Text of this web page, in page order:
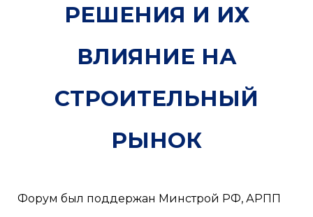
РЕШЕНИЯ И ИХ
ВЛИЯНИЕ НА
СТРОИТЕЛЬНЫЙ
РЫНОК
Форум был поддержан Минстрой РФ, АРПП